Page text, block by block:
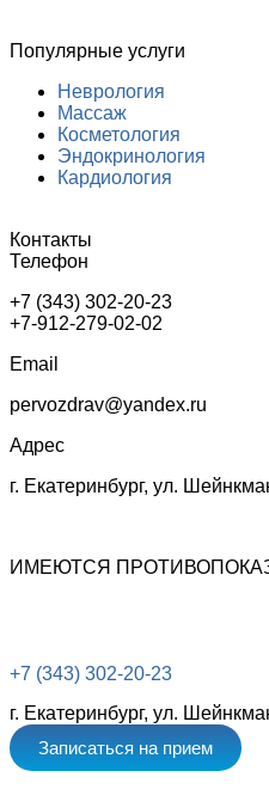
Популярные услуги
Неврология
Массаж
Косметология
Эндокринология
Кардиология
Контакты
Телефон
+7 (343) 302-20-23
+7-912-279-02-02
Email
pervozdrav@yandex.ru
Адрес
г. Екатеринбург, ул.
ИМЕЮТСЯ
+7 (343) 302-20-23
г. Екатеринбург, ул.
Записаться на прием